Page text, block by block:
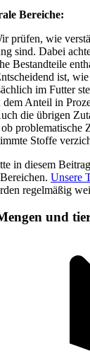
Bereiche:
prüfen, wie
sind. Dabei
Bestandteile
ist,
im Futter
dem Anteil in
die übrigen
problematische
Stoffe
in diesem
Unsere
regelmäßig
und